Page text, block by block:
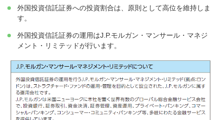
外国投資信託証券への投資割合は、原則として高位を維持しま
す。
外国投資信託証券の運用はJ.P.モルガン・マンサール・マネジ
メント・リミテッドが行います。